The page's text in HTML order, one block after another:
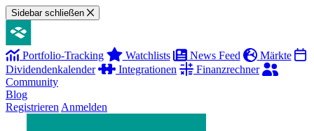
Sidebar schließen
Portfolio-Tracking Watchlists News Feed
Märkte
Dividendenkalender
Integrationen
Finanzrechner
Community
Blog
Registrieren Anmelden